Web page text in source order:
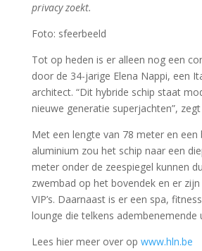
privacy zoekt.
Foto: sfeerbeeld
Tot op heden is er alleen nog een
door de 34-jarige Elena Nappi, een
architect. “Dit hybride schip staat
nieuwe generatie superjachten”,
Met een lengte van 78 meter en een
aluminium zou het schip naar een
meter onder de zeespiegel kunnen
zwembad op het bovendek en er
VIP’s. Daarnaast is er een spa,
lounge die telkens adembenemende
Lees hier meer over op www.hln.be